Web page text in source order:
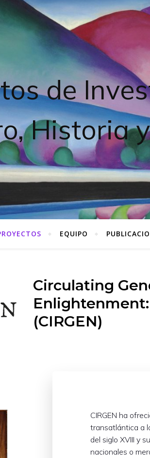
de
Historia
EQUIPO
Circulating
(CIRGEN)
CIRGEN ha
transatlántica a
del siglo XVIII y
nacionales o